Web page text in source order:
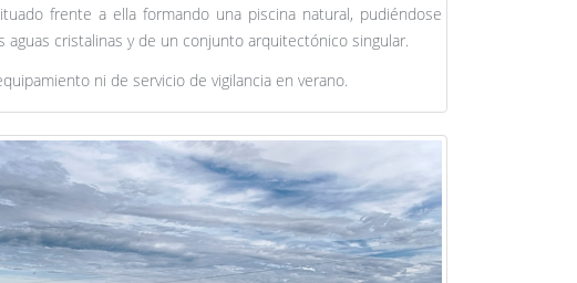
frente a ella formando una piscina natural, pudiéndose
aguas cristalinas y de un conjunto arquitectónico singular.
ni de servicio de vigilancia en verano.